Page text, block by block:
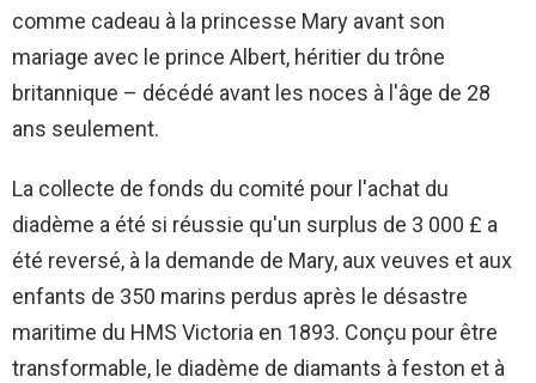
comme cadeau à la princesse Mary avant son
mariage avec le prince Albert, héritier du trône
britannique – décédé avant les noces à l'âge de 28
ans seulement.
La collecte de fonds du comité pour l'achat du
diadème a été si réussie qu'un surplus de 3 000 £ a
été reversé, à la demande de Mary, aux veuves et aux
enfants de 350 marins perdus après le désastre
maritime du HMS Victoria en 1893. Conçu pour être
transformable, le diadème de diamants à feston et à